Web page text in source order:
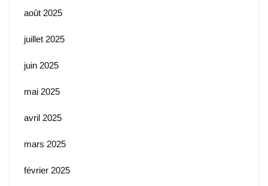
août 2025
juillet 2025
juin 2025
mai 2025
avril 2025
mars 2025
février 2025